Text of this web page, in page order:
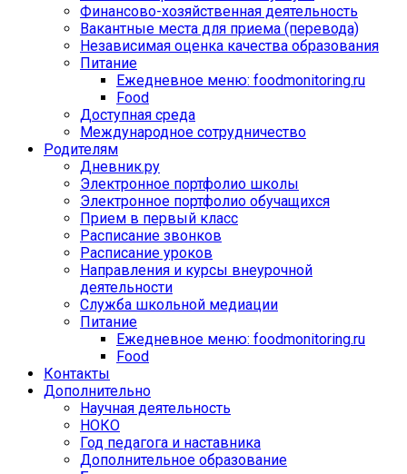
Финансово-хозяйственная деятельность
Вакантные места для приема (перевода)
Независимая оценка качества образования
Питание
Ежедневное меню: foodmonitoring.ru
Food
Доступная среда
Международное сотрудничество
Родителям
Дневник.ру
Электронное портфолио школы
Электронное портфолио обучащихся
Прием в первый класс
Расписание звонков
Расписание уроков
Направления и курсы внеурочной
деятельности
Служба школьной медиации
Питание
Ежедневное меню: foodmonitoring.ru
Food
Контакты
Дополнительно
Научная деятельность
НОКО
Год педагога и наставника
Дополнительное образование